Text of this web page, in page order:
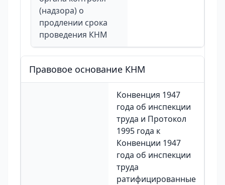
(надзора) о
продлении срока
проведения КНМ
Правовое основание КНМ
Конвенция 1947
года об инспекции
труда и Протокол
1995 года к
Конвенции 1947
года об инспекции
труда
ратифицированные